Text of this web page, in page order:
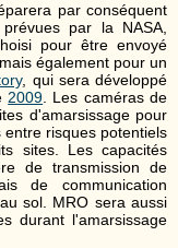
par conséquent
par la NASA,
pour être envoyé
mais également pour un
, qui sera développé
2009 . Les caméras de
d'amarsissage pour
risques potentiels
sites. Les capacités
de transmission de
de communication
sol. MRO sera aussi
durant l'amarsissage